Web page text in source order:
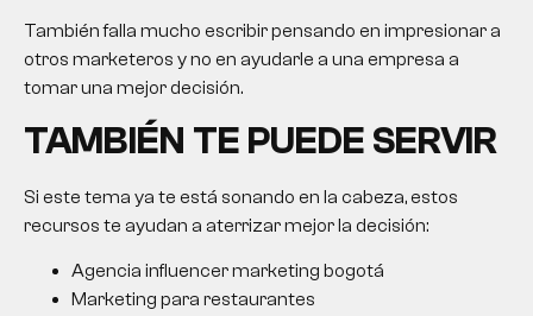
También falla mucho escribir pensando en impresionar a
otros marketeros y no en ayudarle a una empresa a
tomar una mejor decisión.
TAMBIÉN TE PUEDE SERVIR
Si este tema ya te está sonando en la cabeza, estos
recursos te ayudan a aterrizar mejor la decisión:
Agencia influencer marketing bogotá
Marketing para restaurantes